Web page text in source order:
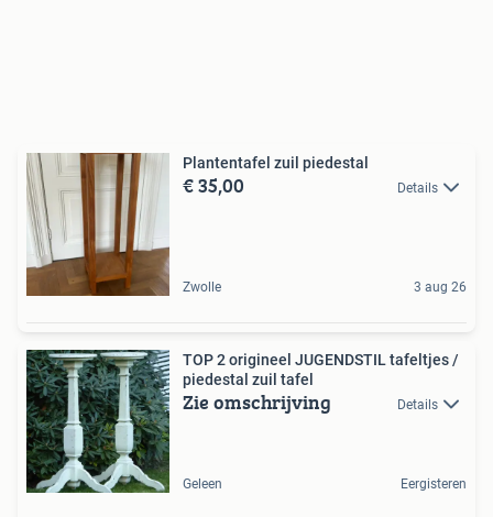
Plantentafel zuil piedestal
€ 35,00 Details
Zwolle 3 aug 26
TOP 2 origineel JUGENDSTIL tafeltjes /
piedestal zuil tafel
Zie omschrijving Details
Geleen Eergisteren